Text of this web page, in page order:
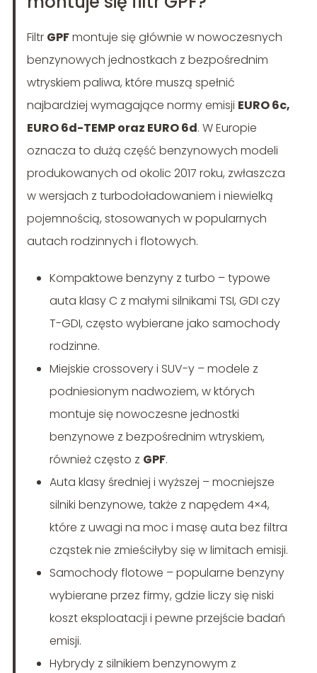
Filtr GPFmontuje się głównie w nowoczesnych
benzynowych jednostkach z bezpośrednim
wtryskiem paliwa, które muszą spełnić
najbardziej wymagające normy emisji EURO 6c,
EURO 6d-TEMP oraz EURO 6d. W Europie
oznacza to dużą część benzynowych modeli
produkowanych od okolic 2017 roku, zwłaszcza
w wersjach z turbodoładowaniem i niewielką
pojemnością, stosowanych w popularnych
autach rodzinnych i flotowych.
Kompaktowe benzyny z turbo – typowe
auta klasy C z małymi silnikami TSI, GDI czy
T-GDI, często wybierane jako samochody
rodzinne.
Miejskie crossovery i SUV-y – modele z
podniesionym nadwoziem, w których
montuje się nowoczesne jednostki
benzynowe z bezpośrednim wtryskiem,
również często z GPF.
Auta klasy średniej i wyższej – mocniejsze
silniki benzynowe, także z napędem 4×4,
które z uwagi na moc i masę auta bez filtra
cząstek nie zmieściłyby się w limitach emisji.
Samochody flotowe – popularne benzyny
wybierane przez firmy, gdzie liczy się niski
koszt eksploatacji i pewne przejście badań
emisji.
Hybrydy z silnikiem benzynowym z